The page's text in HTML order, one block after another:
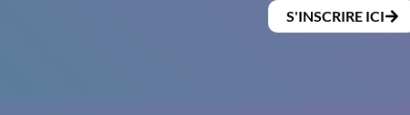
S'INSCRIRE ICI